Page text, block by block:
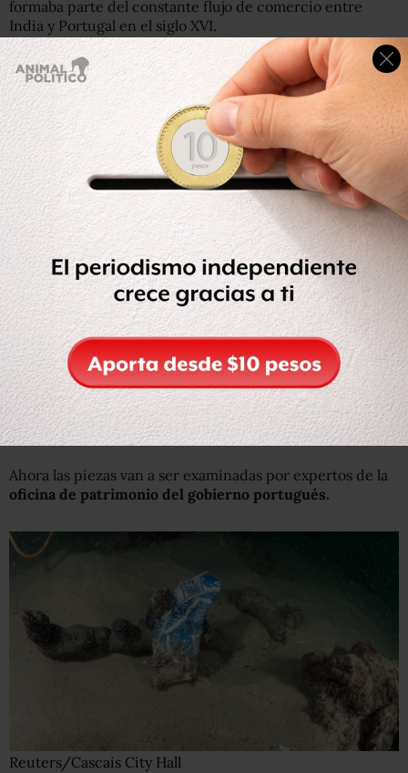
formaba parte del constante flujo de comercio entre
India y Portugal en el siglo XVI.
Durante estos años el comercio de especias fue un
importante motor comercial entre Oriente y Occidente
al igual de la conocida
Ruta de la Seda.
A quién le pertenecen los tesoros hundidos en el mar
(como el galeón San José)
Las embarcaciones portuguesas solían utilizar una ruta
que partía de Lisboa y pasaba por el Cabo de la Buena
Esperanza, en el sur del continente africano. Este camino
había sido descubierto por el navegante portugués Vasco
da Gamaen 1497.
Según los arqueólogos, entre los restos -que fueron
encontrados a principios de septiembre- se hallaron
trozos de porcelana china del siglo XVI y XVII
pertenecientes al periodo Wanli de la dinastía Ming,
cañones de artillería pesada y conchas que eran
utilizadas para comprar esclavos.
Ahora las piezas van a ser examinadas por expertos de la
oficina de patrimonio del gobierno portugués.
Reuters/Cascais City Hall